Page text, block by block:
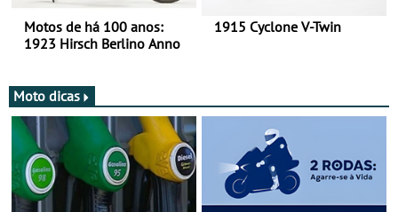
Motos de há 100 anos:
1923 Hirsch Berlino Anno
1915 Cyclone V-Twin
Moto dicas